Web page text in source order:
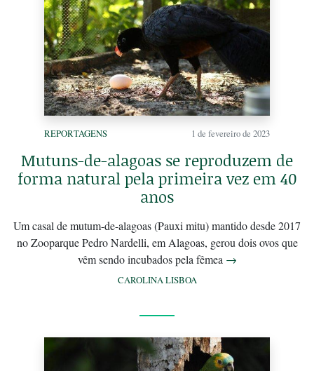
REPORTAGENS 1 de fevereiro de 2023
Mutuns-de-alagoas se reproduzem de
forma natural pela primeira vez em 40
anos
Um casal de mutum-de-alagoas (Pauxi mitu) mantido desde 2017
no Zooparque Pedro Nardelli, em Alagoas, gerou dois ovos que
vêm sendo incubados pela fêmea →
CAROLINA LISBOA